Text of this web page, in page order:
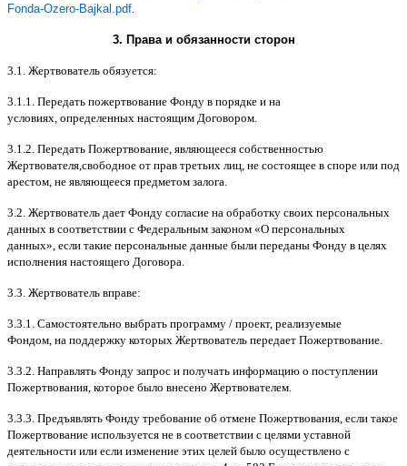
Fonda-Ozero-Bajkal.pdf
3. Права и обязанности сторон
3.1. Жертвователь обязуется:
3.1.1. Передать пожертвование Фонду в порядке и на
условиях определенных настоящим Договором
3.1.2. Передать Пожертвование являющееся собственностью
Жертвователя свободное от прав третьих лиц не состоящее в споре или под
арестом не являющееся предметом залога
3.2. Жертвователь дает Фонду согласие на обработку своих персональных
данных в соответствии с Федеральным законом «О персональных
данных», если такие персональные данные были переданы Фонду в целях
исполнения настоящего Договора
3.3. Жертвователь вправе:
3.3.1. Самостоятельно выбрать программу / проект, реализуемые
Фондом на поддержку которых Жертвователь передает Пожертвование
3.3.2. Направлять Фонду запрос и получать информацию о поступлении
Пожертвования которое было внесено Жертвователем
3.3.3. Предъявлять Фонду требование об отмене Пожертвования если такое
Пожертвование используется не в соответствии с целями уставной
деятельности или если изменение этих целей было осуществлено с